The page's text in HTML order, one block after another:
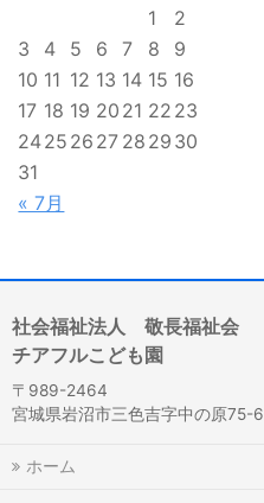
« 7月
1
2
3
4 5 6 7 8
9
10 11 12 13 14 15 16
17 18 19 20 21 22 23
2425 26 27 28 29 30
31
社会福祉法人 敬長福祉会
チアフルこども園
〒989-2464
宮城県岩沼市三色吉字中の原75-6
ホーム